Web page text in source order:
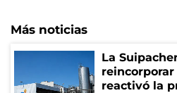
Más noticias
La
reactivó la